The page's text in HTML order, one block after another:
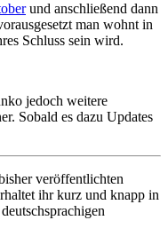
und anschließend dann
man wohnt in
Schluss sein wird.
jedoch weitere
Sobald es dazu Updates
veröffentlichten
ihr kurz und knapp in